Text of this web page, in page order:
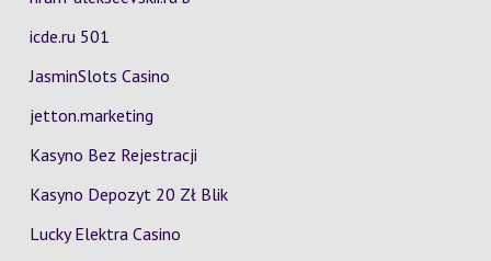
icde.ru 501
JasminSlots Casino
jetton.marketing
Kasyno Bez Rejestracji
Kasyno Depozyt 20 Zł Blik
Lucky Elektra Casino